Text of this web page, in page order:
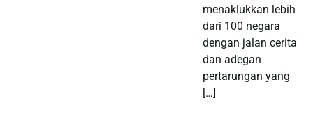
menaklukkan lebih
dari 100 negara
dengan jalan cerita
dan adegan
pertarungan yang
[…]